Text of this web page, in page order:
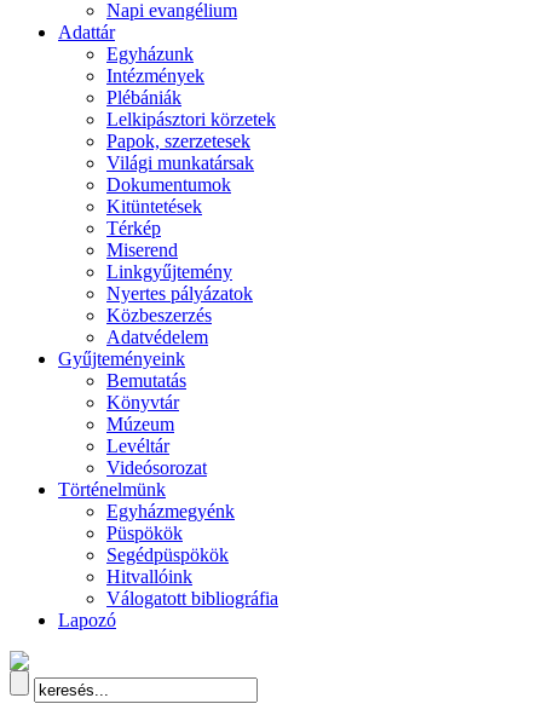
Napi evangélium
Adattár
Egyházunk
Intézmények
Plébániák
Lelkipásztori körzetek
Papok, szerzetesek
Világi munkatársak
Dokumentumok
Kitüntetések
Térkép
Miserend
Linkgyűjtemény
Nyertes pályázatok
Közbeszerzés
Adatvédelem
Gyűjteményeink
Bemutatás
Könyvtár
Múzeum
Levéltár
Videósorozat
Történelmünk
Egyházmegyénk
Püspökök
Segédpüspökök
Hitvallóink
Válogatott bibliográfia
Lapozó